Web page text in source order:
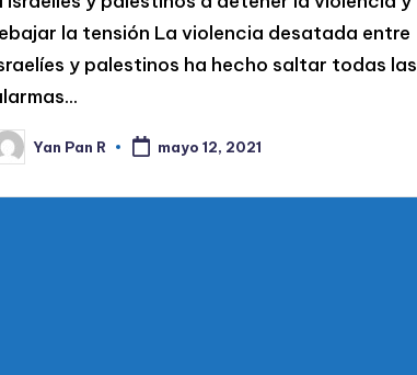
la tensión La violencia desatada entre
y palestinos ha hecho saltar todas las
Yan Pan R mayo 12, 2021